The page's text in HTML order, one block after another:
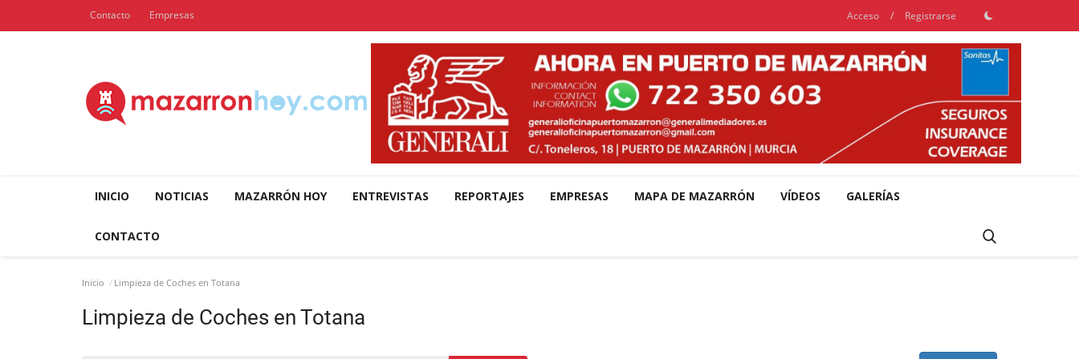
Contacto Empresas Acceso / Registrarse
INICIO NOTICIAS MAZARRÓN HOY ENTREVISTAS REPORTAJES EMPRESAS MAPA DE MAZARRÓN VÍDEOS GALERÍAS
CONTACTO
Inicio Limpieza de Coches en Totana
Limpieza de Coches en Totana